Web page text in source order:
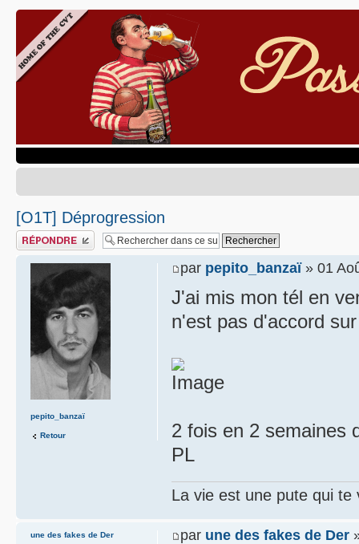
[O1T] Déprogression
Publier une réponse
par pepito_banzaï» 01
J'ai mis mon tél en
n'est pas d'accord
2 fois en 2 semaines
PL
La vie est une pute qui te
pepito_banzaï
Retour
par une des fakes de Der
une des fakes de Der